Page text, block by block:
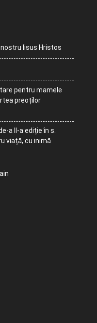
nostru Iisus Hristos
pentru mamele
preoților
a II-a ediție în s.
viață, cu inimă